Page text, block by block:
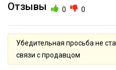
Отзывы 0 0
Убедительная просьба не
связи с продавцом